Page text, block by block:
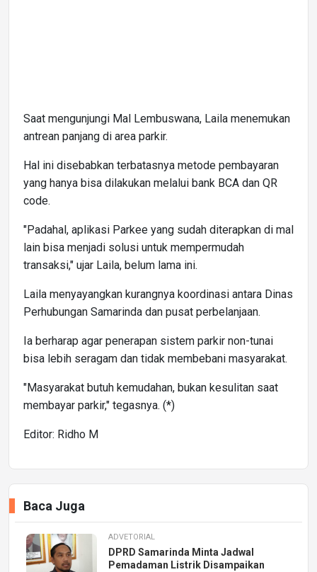
Saat mengunjungi Mal Lembuswana, Laila menemukan
antrean panjang di area parkir.
Hal ini disebabkan terbatasnya metode pembayaran
yang hanya bisa dilakukan melalui bank BCA dan QR
code.
"Padahal, aplikasi Parkee yang sudah diterapkan di mal
lain bisa menjadi solusi untuk mempermudah
transaksi," ujar Laila, belum lama ini.
Laila menyayangkan kurangnya koordinasi antara Dinas
Perhubungan Samarinda dan pusat perbelanjaan.
Ia berharap agar penerapan sistem parkir non-tunai
bisa lebih seragam dan tidak membebani masyarakat.
"Masyarakat butuh kemudahan, bukan kesulitan saat
membayar parkir," tegasnya. (*)
Editor: Ridho M
Baca Juga
ADVETORIAL
DPRD Samarinda Minta Jadwal
Pemadaman Listrik Disampaikan